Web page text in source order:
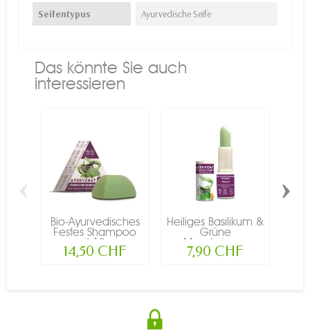
Seifentypus Ayurvedische Seife
Das könnte Sie auch
interessieren
Bio-Ayurvedisches
Festes Shampoo
mit 18...
14,50 CHF
Heiliges Basilikum &
Grüne
Mandarine...
7,90 CHF
‹ ›